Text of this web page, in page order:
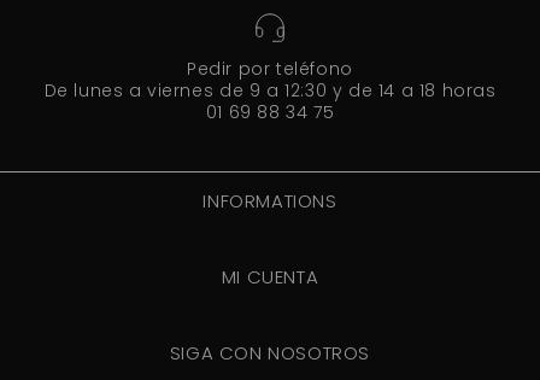
Pedir por teléfono
De lunes a viernes de 9 a 12:30 y de 14 a 18 horas
01 69 88 34 75
INFORMATIONS
MI CUENTA
SIGA CON NOSOTROS